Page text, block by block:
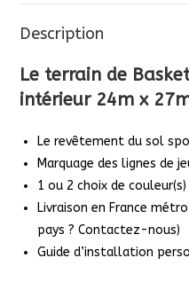
Description
Le terrain de
intérieur 24m x
Le revêtement du sol
Marquage des lignes de
1 ou 2 choix de
Livraison en France
pays ? Contactez-nous)
Guide d’installation